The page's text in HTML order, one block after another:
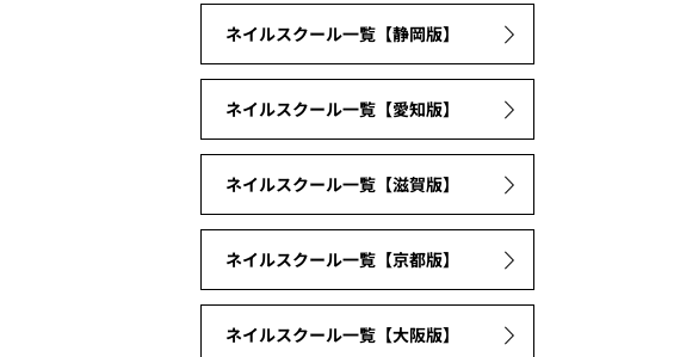
ネイルスクール一覧【静岡版】
ネイルスクール一覧【愛知版】
ネイルスクール一覧【滋賀版】
ネイルスクール一覧【京都版】
ネイルスクール一覧【大阪版】